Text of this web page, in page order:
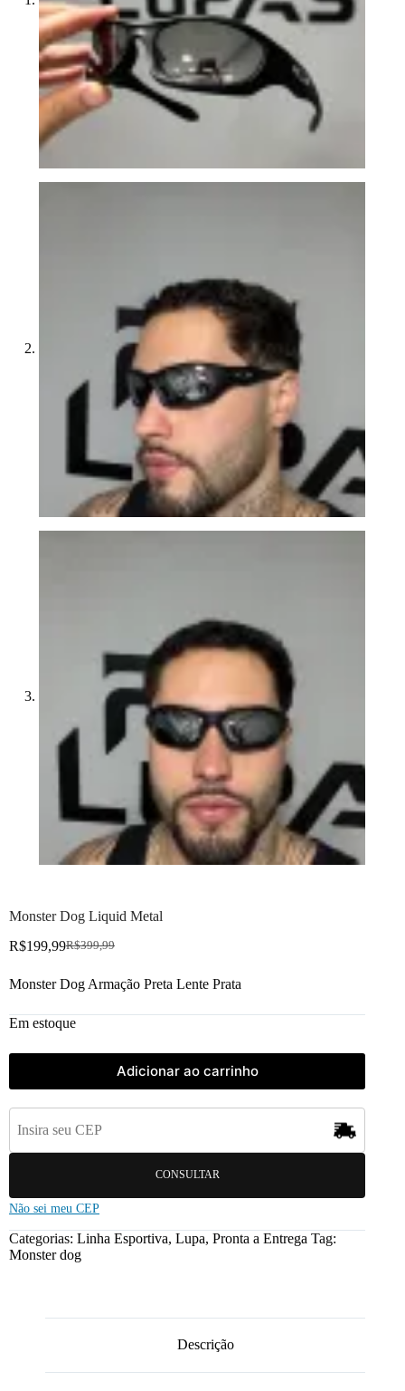
Monster Dog Liquid Metal
R$399,99
R$199,99
Monster Dog Armação Preta Lente Prata
Em estoque
Adicionar ao carrinho
CONSULTAR
Não sei meu CEP
Categorias: Linha Esportiva, Lupa, Pronta a Entrega Tag:
Monster dog
Descrição